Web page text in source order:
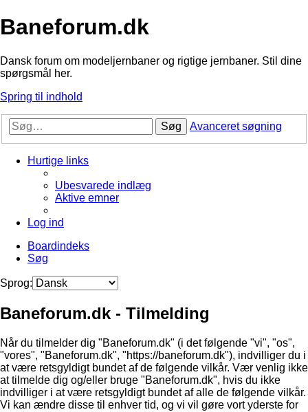
Baneforum.dk
Dansk forum om modeljernbaner og rigtige jernbaner. Stil dine
spørgsmål her.
Spring til indhold
Søg Avanceret søgning
Hurtige links
Ubesvarede indlæg
Aktive emner
Log ind
Boardindeks
Søg
Sprog:
Baneforum.dk - Tilmelding
Når du tilmelder dig "Baneforum.dk" (i det følgende "vi", "os",
"vores", "Baneforum.dk", "https://baneforum.dk"), indvilliger du i
at være retsgyldigt bundet af de følgende vilkår. Vær venlig ikke
at tilmelde dig og/eller bruge "Baneforum.dk", hvis du ikke
indvilliger i at være retsgyldigt bundet af alle de følgende vilkår.
Vi kan ændre disse til enhver tid, og vi vil gøre vort yderste for